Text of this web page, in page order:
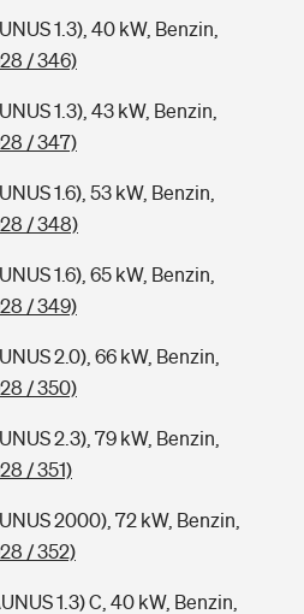
1.3), 40 kW, Benzin,
/ 346)
1.3), 43 kW, Benzin,
/ 347)
1.6), 53 kW, Benzin,
/ 348)
1.6), 65 kW, Benzin,
/ 349)
2.0), 66 kW, Benzin,
/ 350)
2.3), 79 kW, Benzin,
/ 351)
2000), 72 kW, Benzin,
/ 352)
1.3) C, 40 kW, Benzin,